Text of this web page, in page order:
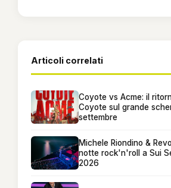
Articoli correlati
Coyote vs Acme: il
Coyote sul grande
settembre
Michele Riondino &
notte rock'n'roll a Sui
2026